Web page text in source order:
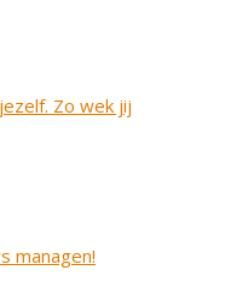
Zo wek jij
managen!